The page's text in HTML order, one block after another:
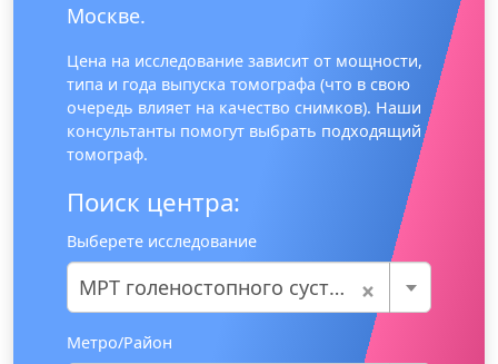
Москве.
Цена на исследование зависит от мощности,
типа и года выпуска томографа (что в свою
очередь влияет на качество снимков). Наши
консультанты помогут выбрать подходящий
томограф.
Поиск центра:
Выберете исследование
×
МРТ голеностопного сустава
Метро/Район